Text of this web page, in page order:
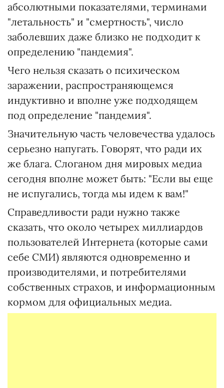
абсолютными показателями, терминами
"летальность" и "смертность", число
заболевших даже близко не подходит к
определению "пандемия".
Чего нельзя сказать о психическом
заражении, распространяющемся
индуктивно и вполне уже подходящем
под определение "пандемия".
Значительную часть человечества удалось
серьезно напугать. Говорят, что ради их
же блага. Слоганом дня мировых медиа
сегодня вполне может быть: "Если вы еще
не испугались, тогда мы идем к вам!"
Справедливости ради нужно также
сказать, что около четырех миллиардов
пользователей Интернета (которые сами
себе СМИ) являются одновременно и
производителями, и потребителями
собственных страхов, и информационным
кормом для официальных медиа.